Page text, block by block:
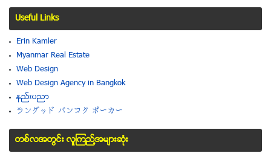
Useful Links
Erin Kamler
Myanmar Real Estate
Web Design
Web Design Agency in Bangkok
နည္းပညာ
ラングッド バンコク ポーカー
တစ္လအတြင္း လူၾကည္႔အမ်ားဆံုး